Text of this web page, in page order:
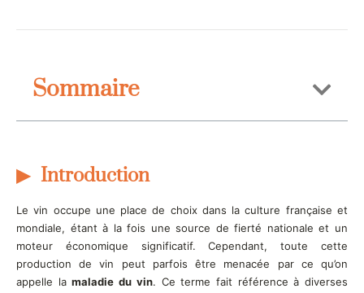
Sommaire
Introduction
Le vin occupe une place de choix dans la culture française et
mondiale, étant à la fois une source de fierté nationale et un
moteur économique significatif. Cependant, toute cette
production de vin peut parfois être menacée par ce qu’on
appelle lamaladie du vin. Ce terme fait référence à diverses